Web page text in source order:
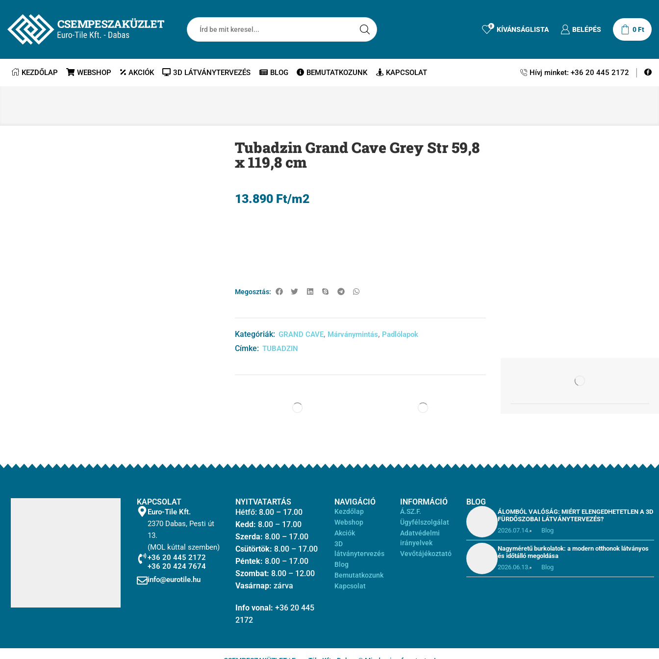
0 KÍVÁNSÁGLISTA BELÉPÉS 0Ft
KEZDŐLAP WEBSHOP AKCIÓK 3D LÁTVÁNYTERVEZÉS BLOG BEMUTATKOZUNK KAPCSOLAT Hívj minket: +36 20 445 2172
Tubadzin Grand Cave Grey Str 59,8
x 119,8 cm
13.890 Ft/m2
Megosztás:
Kategóriák: GRAND CAVE, Márványmintás, Padlólapok
Címke: TUBADZIN
KAPCSOLAT
Euro-Tile Kft.
2370 Dabas, Pesti út
13.
(MOL kúttal szemben)
+36 20 445 2172
+36 20 424 7674
info@eurotile.hu
NYITVATARTÁS
Hétfő: 8.00 – 17.00
Kedd: 8.00 – 17.00
Szerda: 8.00 – 17.00
Csütörtök: 8.00 – 17.00
Péntek: 8.00 – 17.00
Szombat: 8.00 – 12.00
Vasárnap: zárva
Info vonal: +36 20 445
2172
NAVIGÁCIÓ
Kezdőlap
Webshop
Akciók
3D
látványtervezés
Blog
Bemutatkozunk
Kapcsolat
INFORMÁCIÓ
Á.SZ.F.
Ügyfélszolgálat
Adatvédelmi
irányelvek
Vevőtájékoztató
BLOG
ÁLOMBÓL VALÓSÁG: MIÉRT ELENGEDHETETLEN A 3D
FÜRDŐSZOBAI LÁTVÁNYTERVEZÉS?
2026.07.14.
Blog
Nagyméretű burkolatok: a modern otthonok látványos
és időtálló megoldása
2026.06.13.
Blog